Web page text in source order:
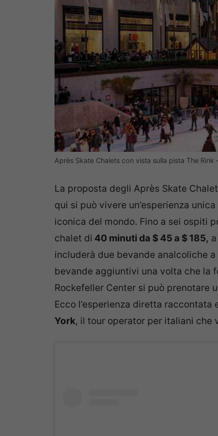
Après Skate Chalets con vista sulla pista The
La proposta degli Après Skate
qui si può vivere un’esperienza
iconica del mondo. Fino a sei ospiti
chalet di 40 minuti da $ 45 a $ 185,
includerà due bevande analcoliche
bevande aggiuntivi una volta che la
Rockefeller Center si può prenotare
Ecco l’esperienza diretta raccontata
York, il tour operator per italiani che